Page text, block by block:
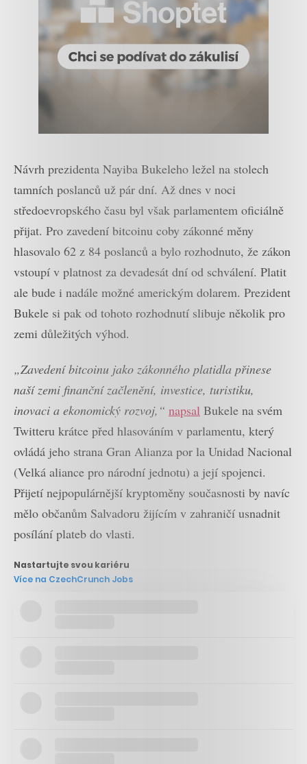
Návrh prezidenta Nayiba Bukeleho ležel na stolech
tamních poslanců už pár dní. Až dnes v noci
středoevropského času byl však parlamentem oficiálně
přijat. Pro zavedení bitcoinu coby zákonné měny
hlasovalo 62 z 84 poslanců a bylo rozhodnuto, že zákon
vstoupí v platnost za devadesát dní od schválení. Platit
ale bude i nadále možné americkým dolarem. Prezident
Bukele si pak od tohoto rozhodnutí slibuje několik pro
zemi důležitých výhod.
„Zavedení bitcoinu jako zákonného platidla přinese
naší zemi finanční začlenění, investice, turistiku,
inovaci a ekonomický rozvoj,“ napsal Bukele na svém
Twitteru krátce před hlasováním v parlamentu, který
ovládá jeho strana Gran Alianza por la Unidad Nacional
(Velká aliance pro národní jednotu) a její spojenci.
Přijetí nejpopulárnější kryptoměny současnosti by navíc
mělo občanům Salvadoru žijícím v zahraničí usnadnit
posílání plateb do vlasti.
Nastartujte svou kariéru
Více na CzechCrunch Jobs